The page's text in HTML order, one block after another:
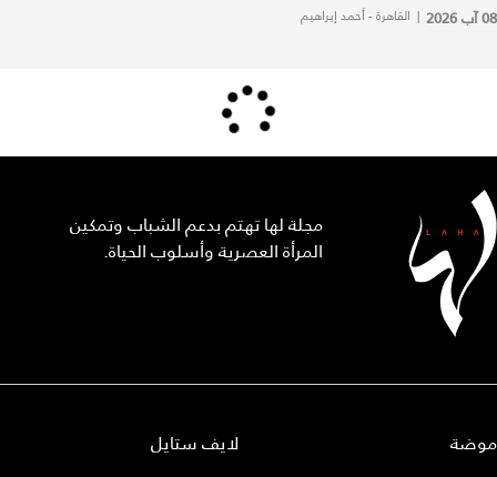
08 آب 2026 | القاهرة - أحمد إبراهيم
مجلة لها تهتم بدعم الشباب وتمكين
المرأة العصرية وأسلوب الحياة.
موضة
لايف ستايل